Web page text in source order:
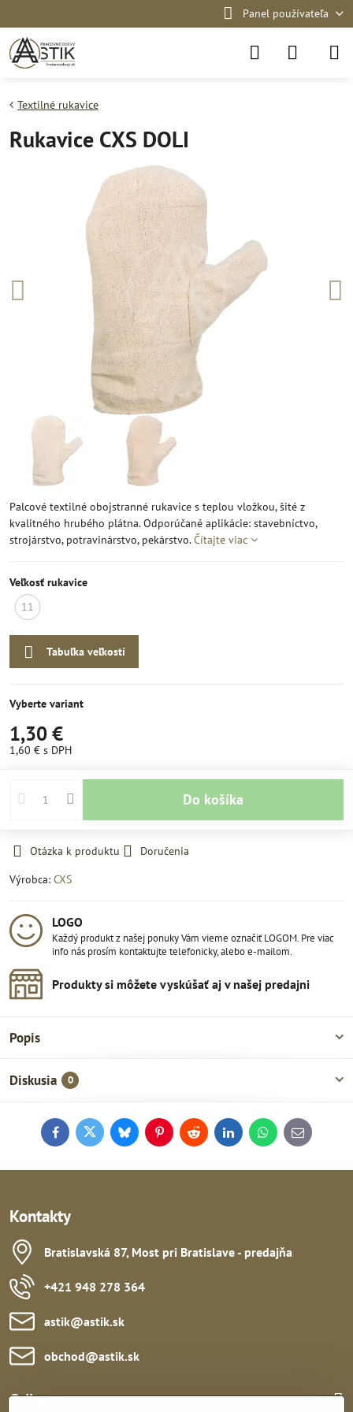
Panel používateľa
Textilné rukavice
Rukavice CXS DOLI
Palcové textilné obojstranné rukavice s teplou vložkou, šité z
kvalitného hrubého plátna. Odporúčané aplikácie: stavebníctvo,
strojárstvo, potravinárstvo, pekárstvo.Čítajte viac
Veľkosť rukavice
11
Tabuľka veľkostí
Vyberte variant
1,30 €
1,60 € s DPH
Do košíka
Otázka k produktu
Doručenia
Výrobca: CXS
LOGO
Každý produkt z našej ponuky Vám vieme označiť LOGOM. Pre viac
info nás prosím kontaktujte telefonicky, alebo e-mailom.
Produkty si môžete vyskúšať aj v našej predajni
Popis
Diskusia 0
FacebookTwitterBlueskyPinterestReddit LinkedInWhatsApp
E-
mail
Kontakty
Bratislavská 87, Most pri Bratislave - predajňa
+421 948 278 364
astik​@astik​.sk
obchod​@astik​.sk
Odkazy: